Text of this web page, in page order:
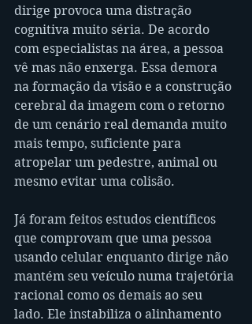
dirige provoca uma distração
cognitiva muito séria. De acordo
com especialistas na área, a pessoa
vê mas não enxerga. Essa demora
na formação da visão e a construção
cerebral da imagem com o retorno
de um cenário real demanda muito
mais tempo, suficiente para
atropelar um pedestre, animal ou
mesmo evitar uma colisão.
Já foram feitos estudos científicos
que comprovam que uma pessoa
usando celular enquanto dirige não
mantém seu veículo numa trajetória
racional como os demais ao seu
lado. Ele instabiliza o alinhamento